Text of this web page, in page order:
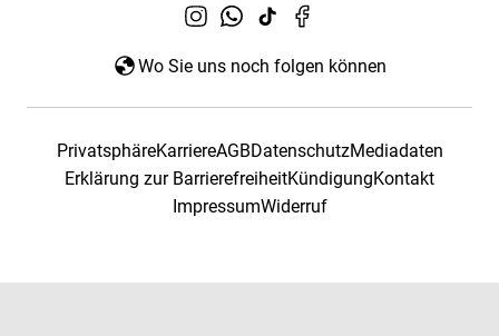
Wo Sie uns noch folgen können
PrivatsphäreKarriereAGBDatenschutzMediadaten
Erklärung zur BarrierefreiheitKündigungKontakt
ImpressumWiderruf